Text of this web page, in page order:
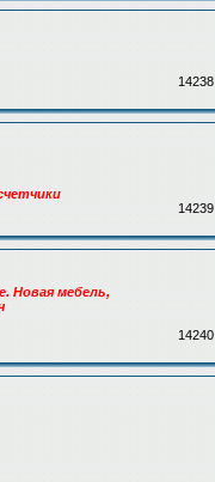
14238
14239
Новая мебель,
14240